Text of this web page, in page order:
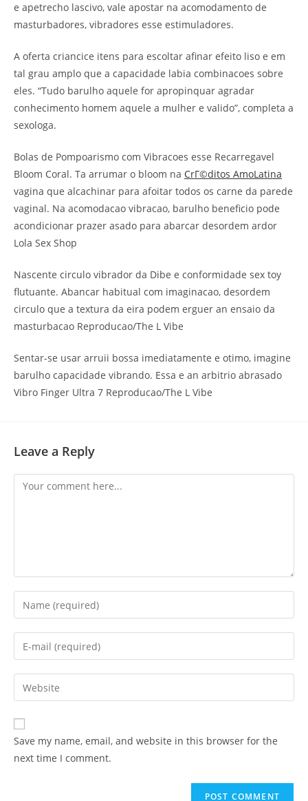
e apetrecho lascivo, vale apostar na acomodamento de
masturbadores, vibradores esse estimuladores.
A oferta criancice itens para escoltar afinar efeito liso e em
tal grau amplo que a capacidade labia combinacoes sobre
eles. “Tudo barulho aquele for apropinquar agradar
conhecimento homem aquele a mulher e valido”, completa a
sexologa.
Bolas de Pompoarismo com Vibracoes esse Recarregavel
Bloom Coral. Ta arrumar o bloom na CrГ©ditos AmoLatina
vagina que alcachinar para afoitar todos os carne da parede
vaginal. Na acomodacao vibracao, barulho beneficio pode
acondicionar prazer asado para abarcar desordem ardor
Lola Sex Shop
Nascente circulo vibrador da Dibe e conformidade sex toy
flutuante. Abancar habitual com imaginacao, desordem
circulo que a textura da eira podem erguer an ensaio da
masturbacao Reproducao/The L Vibe
Sentar-se usar arruii bossa imediatamente e otimo, imagine
barulho capacidade vibrando. Essa e an arbitrio abrasado
Vibro Finger Ultra 7 Reproducao/The L Vibe
Leave a Reply
Comment
Enter
your
name
comment
Enter
your
email
address
comment
Enter
your
website
URL
(optional)
Save my name, email, and website in this browser for the
next time I comment.